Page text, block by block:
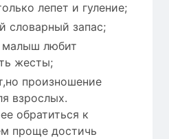
лепет и гуление;
словарный запас;
малыш любит
жесты;
произношение
взрослых.
обратиться к
проще достичь